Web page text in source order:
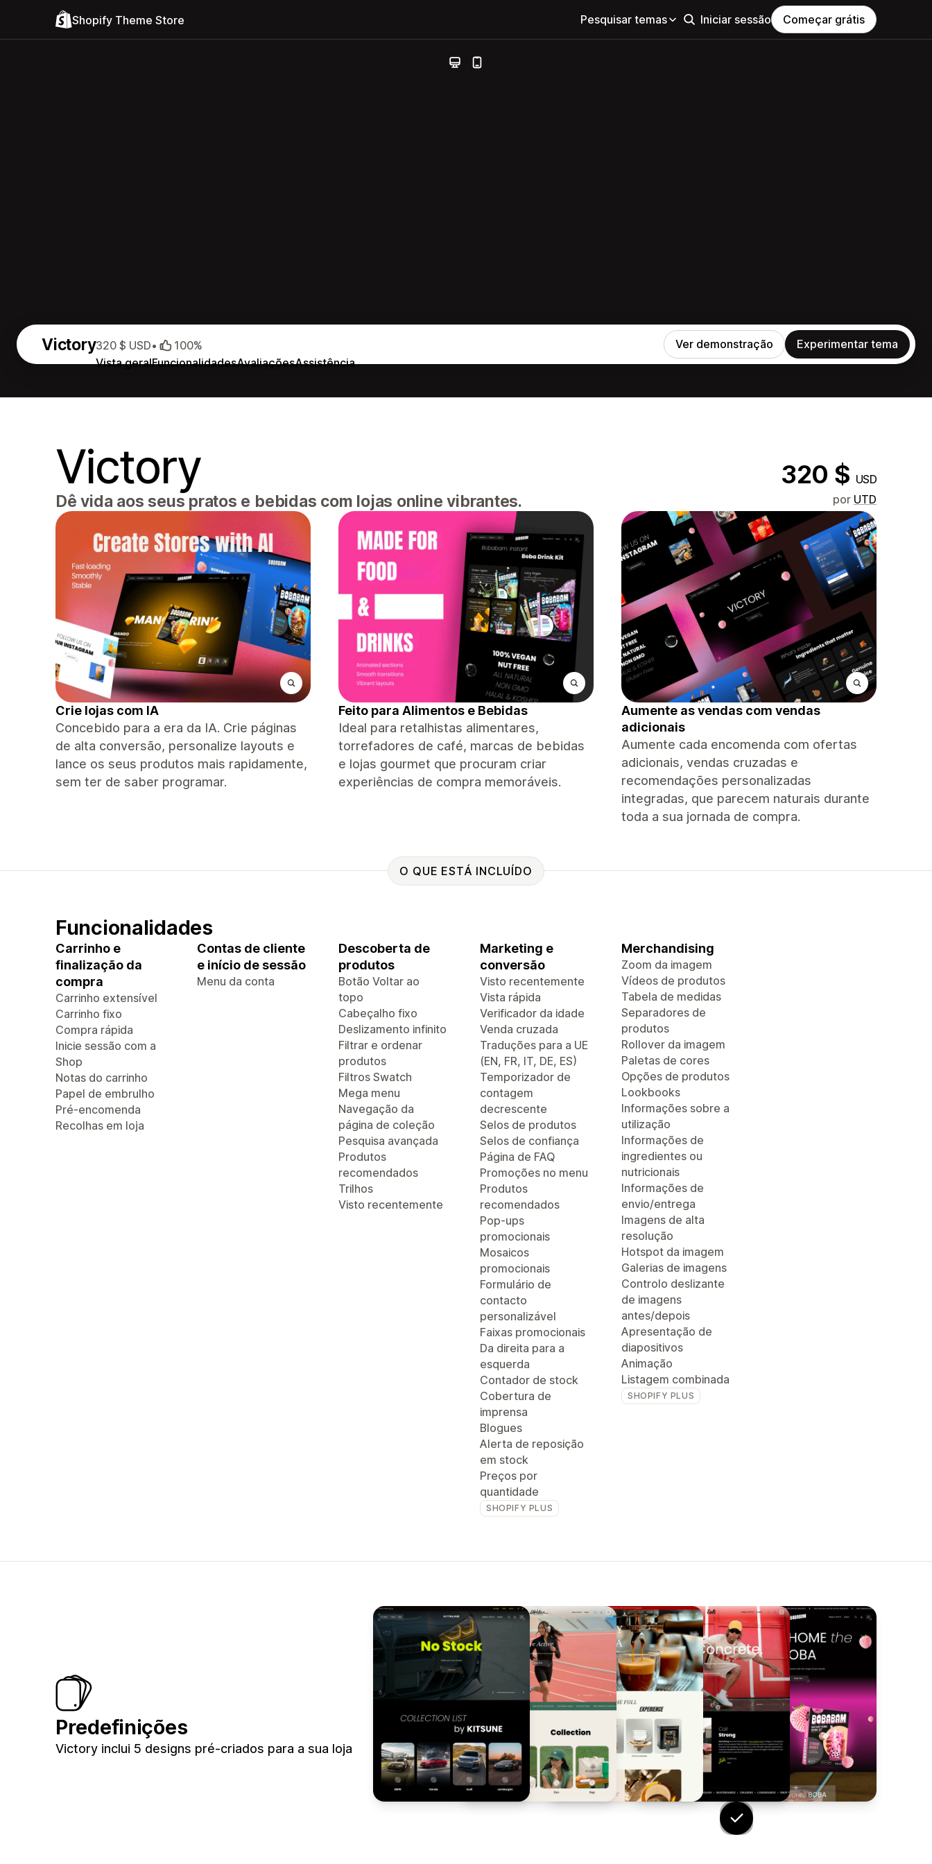
Shopify Theme Store Pesquisar temas Iniciar sessão Começar grátis
Victory
Vista geralFuncionalidadesAvaliaçõesAssistência
320 $ USD• 100% Ver demonstração Experimentar tema
Victory 320 $ USD
Dê vida aos seus pratos e bebidas com lojas online vibrantes. por UTD
Crie lojas com IA
Concebido para a era da IA. Crie páginas
de alta conversão, personalize layouts e
lance os seus produtos mais rapidamente,
sem ter de saber programar.
Feito para Alimentos e Bebidas
Ideal para retalhistas alimentares,
torrefadores de café, marcas de bebidas
e lojas gourmet que procuram criar
experiências de compra memoráveis.
Aumente as vendas com vendas
adicionais
Aumente cada encomenda com ofertas
adicionais, vendas cruzadas e
recomendações personalizadas
integradas, que parecem naturais durante
toda a sua jornada de compra.
O QUE ESTÁ INCLUÍDO
Funcionalidades
Carrinho e
finalização da
compra
Carrinho extensível
Carrinho fixo
Compra rápida
Inicie sessão com a
Shop
Notas do carrinho
Papel de embrulho
Pré-encomenda
Recolhas em loja
Contas de cliente
e início de sessão
Menu da conta
Descoberta de
produtos
Botão Voltar ao
topo
Cabeçalho fixo
Deslizamento infinito
Filtrar e ordenar
produtos
Filtros Swatch
Mega menu
Navegação da
página de coleção
Pesquisa avançada
Produtos
recomendados
Trilhos
Visto recentemente
Marketing e
conversão
Visto recentemente
Vista rápida
Verificador da idade
Venda cruzada
Traduções para a UE
(EN, FR, IT, DE, ES)
Temporizador de
contagem
decrescente
Selos de produtos
Selos de confiança
Página de FAQ
Promoções no menu
Produtos
recomendados
Pop-ups
promocionais
Mosaicos
promocionais
Formulário de
contacto
personalizável
Faixas promocionais
Da direita para a
esquerda
Contador de stock
Cobertura de
imprensa
Blogues
Alerta de reposição
em stock
Preços por
quantidade
SHOPIFY PLUS
Merchandising
Zoom da imagem
Vídeos de produtos
Tabela de medidas
Separadores de
produtos
Rollover da imagem
Paletas de cores
Opções de produtos
Lookbooks
Informações sobre a
utilização
Informações de
ingredientes ou
nutricionais
Informações de
envio/entrega
Imagens de alta
resolução
Hotspot da imagem
Galerias de imagens
Controlo deslizante
de imagens
antes/depois
Apresentação de
diapositivos
Animação
Listagem combinada
SHOPIFY PLUS
Predefinições
Victory inclui 5 designs pré-criados para a sua loja